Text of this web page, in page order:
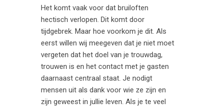
Het komt vaak voor dat bruiloften
hectisch verlopen. Dit komt door
tijdgebrek. Maar hoe voorkom je dit. Als
eerst willen wij meegeven dat je niet moet
vergeten dat het doel van je trouwdag,
trouwen is en het contact met je gasten
daarnaast centraal staat. Je nodigt
mensen uit als dank voor wie ze zijn en
zijn geweest in jullie leven. Als je te veel